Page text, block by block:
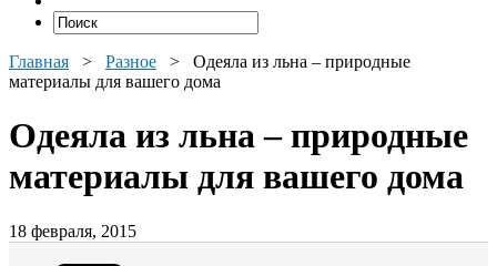
Главная > Разное > Одеяла из льна – природные
материалы для вашего дома
Одеяла из льна – природные
материалы для вашего дома
18 февраля, 2015